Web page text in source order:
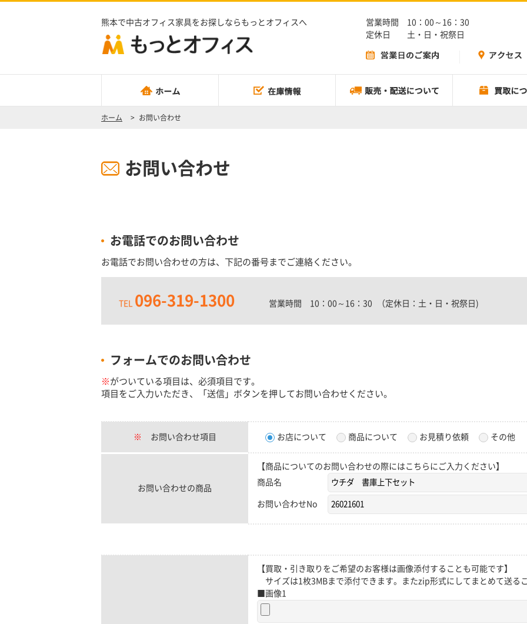
熊本で中古オフィス家具をお探しならもっとオフィスへ
営業時間 10：00～16：30
定休日 土・日・祝祭日
ホーム > お問い合わせ
お問い合わせ
お電話でのお問い合わせ
お電話でお問い合わせの方は、下記の番号までご連絡ください。
TEL 096-319-1300 営業時間 10：00～16：30 （定休日：土・日・祝祭日)
フォームでのお問い合わせ
※ がついている項目は、必須項目です。
項目をご入力いただき、「送信」ボタンを押してお問い合わせください。
※ お問い合わせ項目 お店について 商品について お見積り依頼 その他
お問い合わせの商品
【商品についてのお問い合わせの際にはこちらにご入力ください】
商品名
お問い合わせNo
【買取・引き取りをご希望のお客様は画像添付することも可能です】
サイズは1枚3MBまで添付できます。またzip形式にしてまとめて送るこ
■画像1